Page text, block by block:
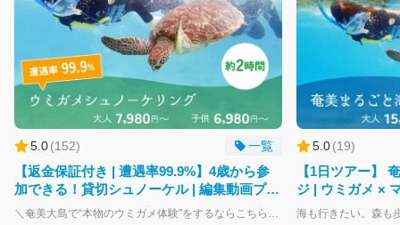
5.0(152) 一覧
【返金保証付き | 遭遇率99.9%】4歳から参
加できる！貸切シュノーケル | 編集動画プレ
ゼント
＼奄美大島で“本物のウミガメ体験”をするならこちらのプラン！／ 奄美の海で、野生のウミガメと一緒に泳ぐ感動体験。 OCEANZのウミガメシュノーケリングは、1枠1組限定の完全貸切ツアー。 初心者・お子さま・シニアの方まで、安心してご参加いただけます。 目の前をゆったり泳ぐウミガメ。 その瞬間に感じる、海のやさしさと生命の力。 “ただ見る”ではなく、“同じ空間を泳ぐ”—— 奄美だからこそ叶う、特別な体験です。 【このプランが選ばれる理由】 ・1枠1組限定の貸切制 他のお客様に気を使うことなく、ご自身のペースで楽しめます ・初心者・泳ぎが苦手な方も安心 ガイドが常にそばで丁寧にサポート。浮具もご用意しています ・ウミガメ遭遇率に自信あり／見られなかった場合は全額返金 「本当に会えるの？」という不安を取り除く、OCEANZの約束です ・GoPro撮影データをその場でプレゼント 写真も動画もすべてお渡し。旅の思い出をそのまま形に残せます ・4歳から参加OK ご家族旅行にも選ばれている、やさしい海のツアーです 泳ぎに自信がないけど挑戦してみたい せっかく奄美に来たから、特別な体験がしたい 半日で、心に残る思い出を作りたい そんな方に、ぴったりのプランです。 【他の人気ツアーと組み合わせた1日プランも可能】 ウミガメシュノーケリングは、 マングローブカヌーのツアーと組み合わせて1日コースにすることも可能です。 https://booking.oceanz-jp.com/top/products/896cdced-844a-5bff-8155-ce5ddb397109?lng=ja-JP 必要なのは水着だけ。 「ウミガメと泳ぐ」という、一生に一度の体験を—— 奄美の海で、あなたの心の宝物にしませんか。 🌊🐢
5.0(19)
【1日ツアー】
ジ | ウミガメ ×
少人数制プラン
ン
シ
ェ
ジ
で
す。
今